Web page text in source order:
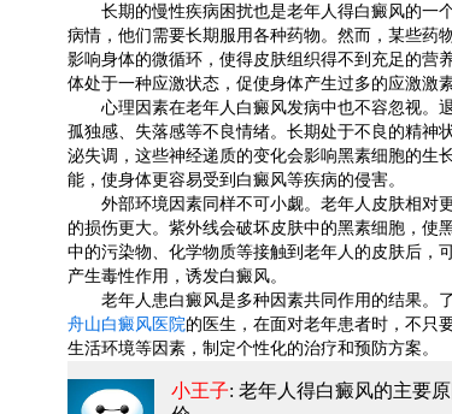
长期的慢性疾病困扰也是老年人得白癜风的一个
病情，他们需要长期服用各种药物。然而，某些药
影响身体的微循环，使得皮肤组织得不到充足的营
体处于一种应激状态，促使身体产生过多的应激激
心理因素在老年人白癜风发病中也不容忽视。
孤独感、失落感等不良情绪。长期处于不良的精神
泌失调，这些神经递质的变化会影响黑素细胞的生
能，使身体更容易受到白癜风等疾病的侵害。
外部环境因素同样不可小觑。老年人皮肤相对更
的损伤更大。紫外线会破坏皮肤中的黑素细胞，使
中的污染物、化学物质等接触到老年人的皮肤后，
产生毒性作用，诱发白癜风。
老年人患白癜风是多种因素共同作用的结果。
舟山白癜风医院的医生，在面对老年患者时，不只
生活环境等因素，制定个性化的治疗和预防方案。
小王子: 老年人得白癜风的主要